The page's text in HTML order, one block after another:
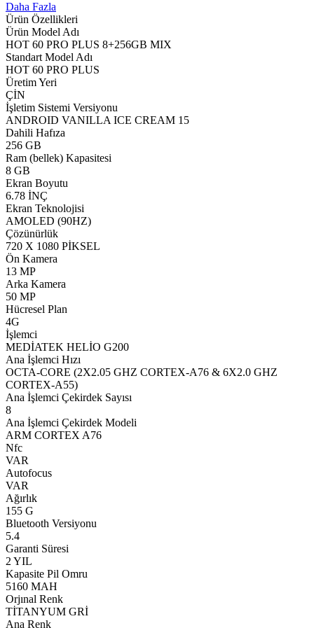
Daha Fazla
Ürün Özellikleri
Ürün Model Adı
HOT 60 PRO PLUS 8+256GB MIX
Standart Model Adı
HOT 60 PRO PLUS
Üretim Yeri
ÇİN
İşletim Sistemi Versiyonu
ANDROID VANILLA ICE CREAM 15
Dahili Hafıza
256 GB
Ram (bellek) Kapasitesi
8 GB
Ekran Boyutu
6.78 İNÇ
Ekran Teknolojisi
AMOLED (90HZ)
Çözünürlük
720 X 1080 PİKSEL
Ön Kamera
13 MP
Arka Kamera
50 MP
Hücresel Plan
4G
İşlemci
MEDİATEK HELİO G200
Ana İşlemci Hızı
OCTA-CORE (2X2.05 GHZ CORTEX-A76 & 6X2.0 GHZ
CORTEX-A55)
Ana İşlemci Çekirdek Sayısı
8
Ana İşlemci Çekirdek Modeli
ARM CORTEX A76
Nfc
VAR
Autofocus
VAR
Ağırlık
155 G
Bluetooth Versiyonu
5.4
Garanti Süresi
2 YIL
Kapasite Pil Omru
5160 MAH
Orjınal Renk
TİTANYUM GRİ
Ana Renk